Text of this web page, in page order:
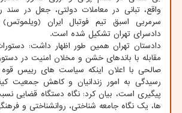
واقع، تبانی در معاملات دولتی، جعل در
سرمربی اسبق تیم فوتبال ایران
دادسرای تهران تشکیل شده است.
دادستان تهران همین طور اظهار داشت:
مقابله با باندهای خشن و مخلان امنیت در دستور
صالحی با اعلان اینکه سیاست های رییس
رسیدگی به امور زندانیان و کاهش جمعیت
پیگیری است، بیان کرد: نگاه دستگاه قضایی
ها، یک نگاه جامعه شناختی، روانشناختی و